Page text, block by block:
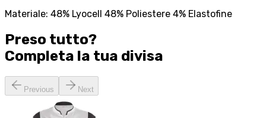
Materiale: 48% Lyocell 48% Poliestere 4% Elastofine
Preso tutto?
Completa la tua divisa
Previous Next